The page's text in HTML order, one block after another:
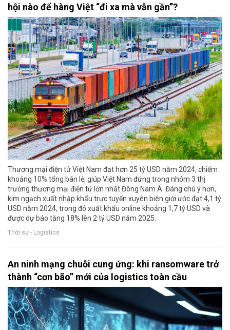
hội nào để hàng Việt “đi xa mà vẫn gần”?
Thương mại điện tử Việt Nam đạt hơn 25 tỷ USD năm 2024, chiếm
khoảng 10% tổng bán lẻ, giúp Việt Nam đứng trong nhóm 3 thị
trường thương mại điện tử lớn nhất Đông Nam Á. Đáng chú ý hơn,
kim ngạch xuất nhập khẩu trực tuyến xuyên biên giới ước đạt 4,1 tỷ
USD năm 2024, trong đó xuất khẩu online khoảng 1,7 tỷ USD và
được dự báo tăng 18% lên 2 tỷ USD năm 2025.
Thời sự - Logistics
An ninh mạng chuỗi cung ứng: khi ransomware trở
thành “cơn bão” mới của logistics toàn cầu